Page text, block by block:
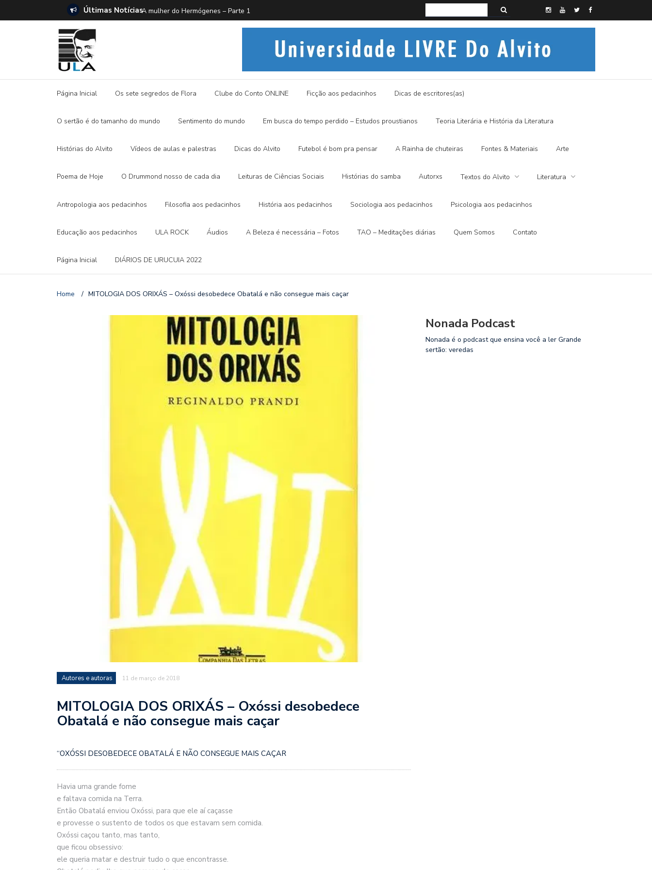
Últimas NotíciasSETE DICAS para ler PROUST Histórias do Alvito – A FRALDA DE PANO E A DITADURA DIGITAL
Página Inicial Os sete segredos de Flora Clube do Conto ONLINE Ficção aos pedacinhos Dicas de escritores(as)
O sertão é do tamanho do mundo Sentimento do mundo Em busca do tempo perdido – Estudos proustianos Teoria Literária e História da Literatura
Histórias do Alvito Vídeos de aulas e palestras Dicas do Alvito Futebol é bom pra pensar A Rainha de chuteiras Fontes & Materiais Arte
Poema de Hoje O Drummond nosso de cada dia Leituras de Ciências Sociais Histórias do samba Autorxs Textos do Alvito Literatura
Antropologia aos pedacinhos Filosofia aos pedacinhos História aos pedacinhos Sociologia aos pedacinhos Psicologia aos pedacinhos
Educação aos pedacinhos ULA ROCK Áudios A Beleza é necessária – Fotos TAO – Meditações diárias Quem Somos Contato
Página Inicial DIÁRIOS DE URUCUIA 2022
Home / MITOLOGIA DOS ORIXÁS – Oxóssi desobedece Obatalá e não consegue mais caçar
Autores e autoras 11 de março de 2018
MITOLOGIA DOS ORIXÁS – Oxóssi desobedece
Obatalá e não consegue mais caçar
“OXÓSSI DESOBEDECE OBATALÁ E NÃO CONSEGUE MAIS CAÇAR
Havia uma grande fome
e faltava comida na Terra.
Então Obatalá enviou Oxóssi, para que ele aí caçasse
e provesse o sustento de todos os que estavam sem comida.
Oxóssi caçou tanto, mas tanto,
que ficou obsessivo:
ele queria matar e destruir tudo o que encontrasse.
Nonada Podcast
Nonada é o podcast que ensina você a ler Grande
sertão: veredas